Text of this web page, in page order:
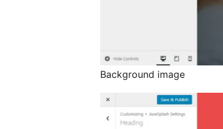
Background image